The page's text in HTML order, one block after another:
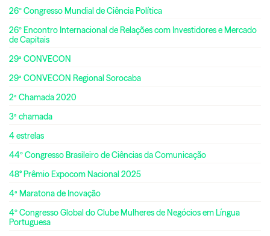
26º Congresso Mundial de Ciência Política
26º Encontro Internacional de Relações com Investidores e Mercado
de Capitais
29ª CONVECON
29ª CONVECON Regional Sorocaba
2ª Chamada 2020
3ª chamada
4 estrelas
44º Congresso Brasileiro de Ciências da Comunicação
48° Prêmio Expocom Nacional 2025
4ª Maratona de Inovação
4º Congresso Global do Clube Mulheres de Negócios em Língua
Portuguesa